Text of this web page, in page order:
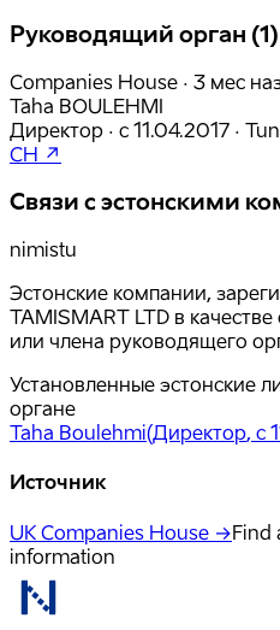
Руководящий орган (1)
Companies House · 3 мес
Taha BOULEHMI
Директор · с 11.04.2017 ·
CH ↗
Связи с эстонскими
nimistu
Эстонские компании,
TAMISMART LTD в
или члена руководящего
Установленные эстонские
органе
Taha Boulehmi(Директор, с
Источник
UK Companies House →Find
information